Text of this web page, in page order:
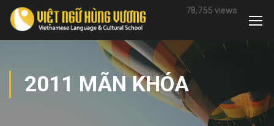
78,755 views
2011 MÃN KHÓA